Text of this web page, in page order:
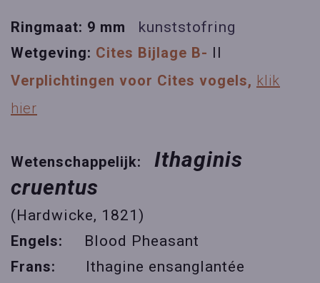
Ringmaat: 9 mm
kunststofring
Wetgeving: Cites Bijlage B- II
Verplichtingen voor Cites vogels, klik
hier
Wetenschappelijk:
Ithaginis
cruentus
(Hardwicke, 1821)
Engels: Blood Pheasant
Frans: Ithagine ensanglantée